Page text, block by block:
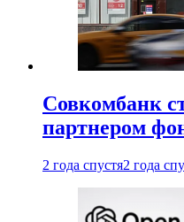
Совкомбанк
партнером
2 года спустя2 года